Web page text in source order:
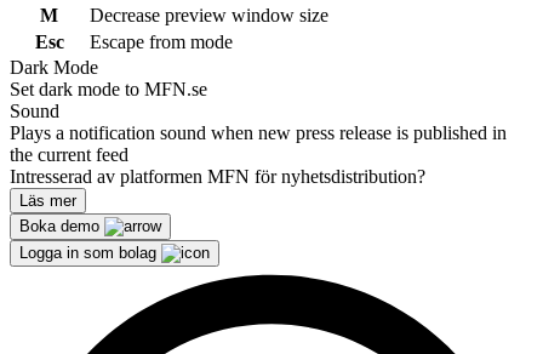
M
Decrease preview window size
Esc
Escape from mode
Dark Mode
Set dark mode to MFN.se
Sound
Plays a notification sound when new press release is published in
the current feed
Intresserad av platformen MFN för nyhetsdistribution?
Läs mer
Boka demo
Logga in som bolag